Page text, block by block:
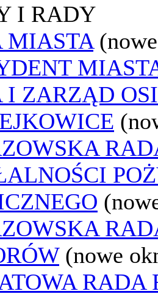
I RADY
MIASTA
I ZARZĄD
(nowe
RADA